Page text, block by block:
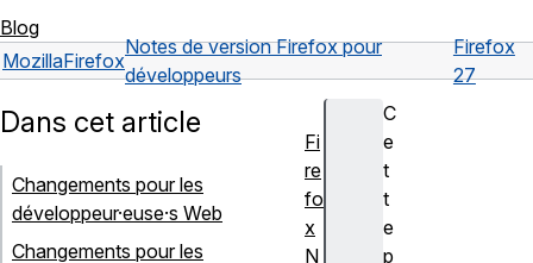
Blog
MozillaFirefox
Notes de version Firefox pour
développeurs
Firefox
27
C
e
t
t
e
p
Dans cet article
Changements pour les
développeur·euse·s Web
Changements pour les
Fi
re
fo
x
N